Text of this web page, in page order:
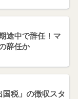
途中で辞任！マ
辞任か
国税」の徴収スタ